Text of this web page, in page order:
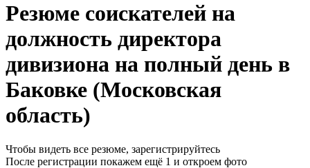
Резюме соискателей на
должность директора
дивизиона на полный день в
Баковке (Московская
область)
Чтобы видеть все резюме, зарегистрируйтесь
После регистрации покажем ещё 1 и откроем фото